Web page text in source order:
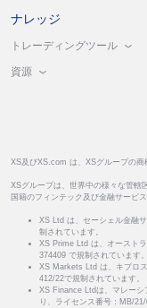
ナレッジ
トレーディングツール
資源
XS及びXS.com は、XSグループの商
XSグループは、世界中の様々な管轄
国籍のフィンテック及び金融サービ
XS Ltd は、セーシェル金融
制されています。
XS Prime Ltd は、オースト
374409 で規制されています。
XS Markets Ltd は、キプロ
412/22で規制されています。
XS Finance Ltdは、マレー
り、ライセンス番号：MB/